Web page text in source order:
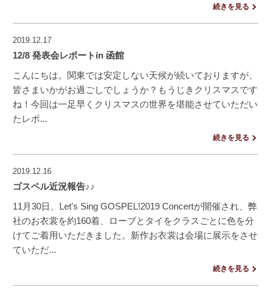
続きを見る
2019.12.17
12/8 発表会レポートin 函館
こんにちは。関東では安定しない天候が続いておりますが、
皆さまいかがお過ごしでしょうか？もうじきクリスマスです
ね！今回は一足早くクリスマスの世界を堪能させていただい
たレポ...
続きを見る
2019.12.16
ゴスペル近況報告♪♪
11月30日、Let's Sing GOSPEL!2019 Concertが開催され、弊
社のお衣裳を約160着、ローブとタイをクラスごとに色を分
けてご着用いただきました。新作お衣裳は会場に展示をさせ
ていただ...
続きを見る